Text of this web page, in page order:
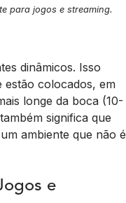
para jogos e streaming.
dinâmicos. Isso
estão colocados, em
longe da boca (10-
significa que
ambiente que não é
e